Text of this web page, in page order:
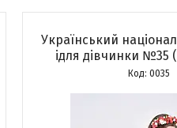
Український
ідля дівчинки №35
0035